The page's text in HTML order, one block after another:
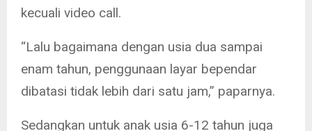
kecuali video call.
“Lalu bagaimana dengan usia dua sampai
enam tahun, penggunaan layar bependar
dibatasi tidak lebih dari satu jam,” paparnya.
Sedangkan untuk anak usia 6-12 tahun juga